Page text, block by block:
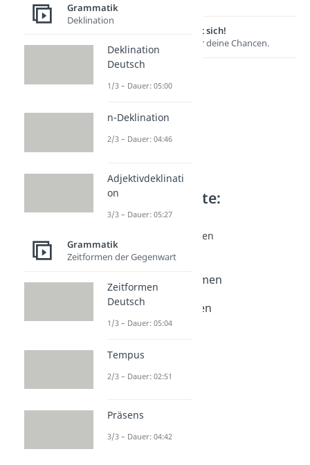
Lernen lohnt sich!
Entdecke hier deine Chancen.
Weitere Inhalte:
Grammatik
Wortarten: Grundlagen
Wortarten
Dauer: 05:48
Wortarten bestimmen
Dauer: 05:18
Wortarten Übungen
Dauer: 05:39
Grammatik
Deklination
Deklination
Deutsch
1/3 – Dauer: 05:00
n-Deklination
2/3 – Dauer: 04:46
Adjektivdeklinati
on
3/3 – Dauer: 05:27
Grammatik
Zeitformen der Gegenwart
Zeitformen
Deutsch
1/3 – Dauer: 05:04
Tempus
2/3 – Dauer: 02:51
Präsens
3/3 – Dauer: 04:42